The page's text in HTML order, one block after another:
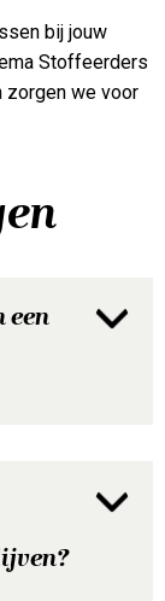
bij jouw
Stoffeerders
zorgen we voor
een